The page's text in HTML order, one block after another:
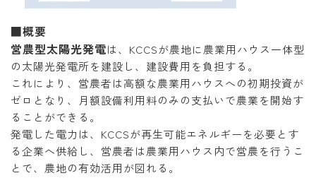
■概要
営農型太陽光発電は、KCCSが農地に農業用ハウス一体型
の太陽光発電所を建設し、建設費用を負担する。
これにより、営農者は高額な農業用ハウスへの初期投資が
ゼロとなり、月額設備利用料のみの支払いで農業を開始す
ることができる。
発電した電力は、KCCSが再生可能エネルギーを必要とす
る企業へ供給し、営農者は農業用ハウス内で営農を行うこ
とで、農地の有効活用が図れる。